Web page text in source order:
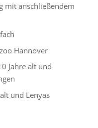
mit anschließendem
Hannover
Jahre alt und
und Lenyas